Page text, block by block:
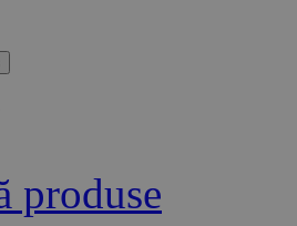
produse